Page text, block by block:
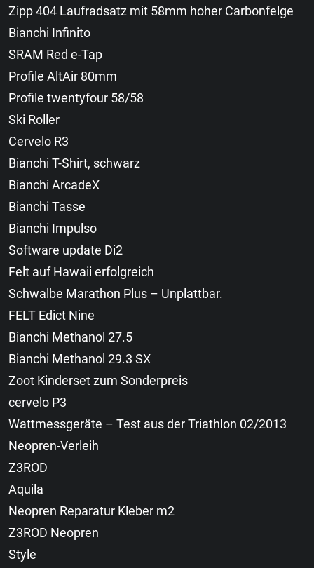
Zipp 404 Laufradsatz mit 58mm hoher Carbonfelge
Bianchi Infinito
SRAM Red e-Tap
Profile AltAir 80mm
Profile twentyfour 58/58
Ski Roller
Cervelo R3
Bianchi T-Shirt, schwarz
Bianchi ArcadeX
Bianchi Tasse
Bianchi Impulso
Software update Di2
Felt auf Hawaii erfolgreich
Schwalbe Marathon Plus – Unplattbar.
FELT Edict Nine
Bianchi Methanol 27.5
Bianchi Methanol 29.3 SX
Zoot Kinderset zum Sonderpreis
cervelo P3
Wattmessgeräte – Test aus der Triathlon 02/2013
Neopren-Verleih
Z3ROD
Aquila
Neopren Reparatur Kleber m2
Z3ROD Neopren
Style